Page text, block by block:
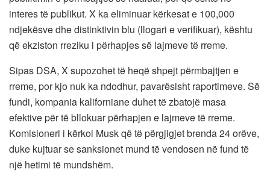
interes të publikut. X ka eliminuar kërkesat e 100,000
ndjekësve dhe distinktivin blu (llogari e verifikuar), kështu
që ekziston rreziku i përhapjes së lajmeve të rreme.
Sipas DSA, X supozohet të heqë shpejt përmbajtjen e
rreme, por kjo nuk ka ndodhur, pavarësisht raportimeve. Së
fundi, kompania kaliforniane duhet të zbatojë masa
efektive për të bllokuar përhapjen e lajmeve të rreme.
Komisioneri i kërkoi Musk që të përgjigjet brenda 24 orëve,
duke kujtuar se sanksionet mund të vendosen në fund të
një hetimi të mundshëm.